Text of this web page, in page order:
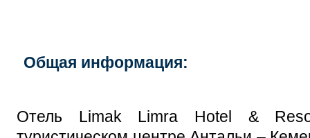
Общая информация:
Отель Limak Limra Hotel &